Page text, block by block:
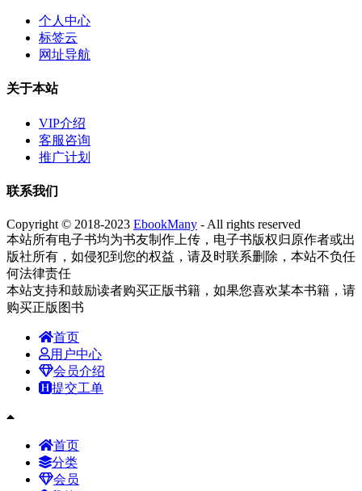
个人中心
标签云
网址导航
关于本站
VIP介绍
客服咨询
推广计划
联系我们
Copyright © 2018-2023 EbookMany - All rights reserved
本站所有电子书均为书友制作上传，电子书版权归原作者或出
版社所有，如侵犯到您的权益，请及时联系删除，本站不负任
何法律责任
本站支持和鼓励读者购买正版书籍，如果您喜欢某本书籍，请
购买正版图书
首页
用户中心
会员介绍
提交工单
首页
分类
会员